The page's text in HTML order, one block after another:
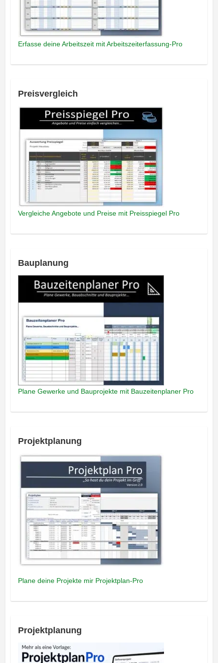
Erfasse deine Arbeitszeit mit Arbeitszeiterfassung-Pro
Preisvergleich
Vergleiche Angebote und Preise mit Preisspiegel Pro
Bauplanung
Plane Gewerke und Bauprojekte mit Bauzeitenplaner Pro
Projektplanung
Plane deine Projekte mir Projektplan-Pro
Projektplanung